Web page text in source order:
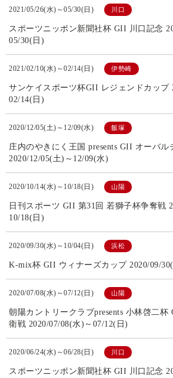
2021/05/26(水)～05/30(日) 川口
スポーツニッポン新聞社杯 GII 川口記念
05/30(日)
2021/02/10(水)～02/14(日) 伊勢崎
サンケイスポーツ杯GII レジェンドカップ
02/14(日)
2020/12/05(土)～12/09(水) 飯塚
庄内のやきにく王国 presents GII オーバ
2020/12/05(土)～12/09(水)
2020/10/14(水)～10/18(日) 山陽
日刊スポーツ GII 第31回 若獅子杯争奪戦
10/18(日)
2020/09/30(水)～10/04(日) 浜松
K-mix杯 GII ウィナーズカップ 2020/09/
2020/07/08(水)～07/12(日) 山陽
朝陽カントリークラブpresents 小林啓二
衛戦 2020/07/08(水)～07/12(日)
2020/06/24(水)～06/28(日) 川口
スポーツニッポン新聞社杯 GII 川口記念